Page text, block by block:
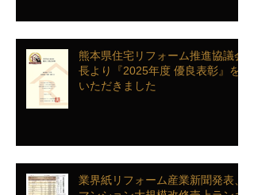
熊本県住宅リフォーム推進協議会
長より『2025年度 優良表彰』を
いただきました
業界紙リフォーム産業新聞発表、